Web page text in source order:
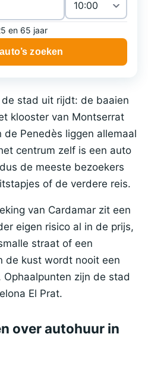
stad uit rijdt: de baaien
klooster van Montserrat
Penedès liggen allemaal
centrum zelf is een auto
de meeste bezoekers
of de verdere reis.
van Cardamar zit een
eigen risico al in de prijs,
straat of een
de kust wordt nooit een
zijn de stad
El Prat.
over autohuur in
en 65 jaar
zoeken